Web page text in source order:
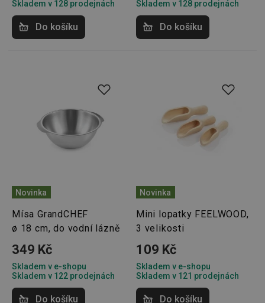
Skladem v 128 prodejnách
Do košíku
Skladem v 128 prodejnách
Do košíku
Novinka
Mísa GrandCHEF
ø 18 cm, do vodní lázně
349 Kč
Skladem v e-shopu
Skladem v 122 prodejnách
Do košíku
Novinka
Mini lopatky FEELWOOD,
3 velikosti
109 Kč
Skladem v e-shopu
Skladem v 121 prodejnách
Do košíku